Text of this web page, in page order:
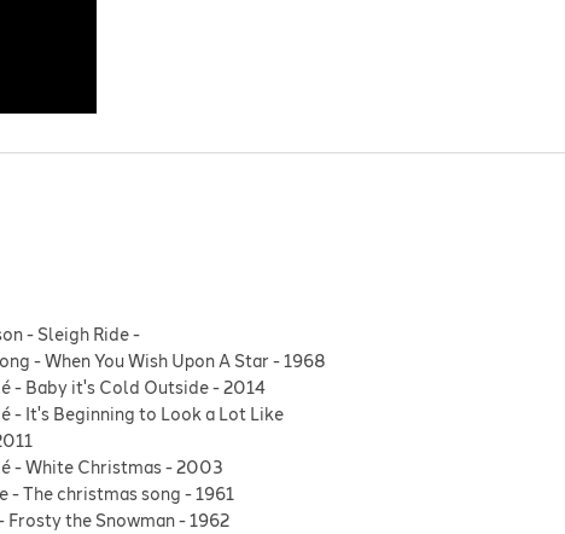
- Sleigh Ride-
-When You Wish Upon A Star-1968
- Baby it's Cold Outside-2014
- It's Beginning to Look a Lot Like
-White Christmas-2003
-The christmas song -1961
Frosty the Snowman-1962